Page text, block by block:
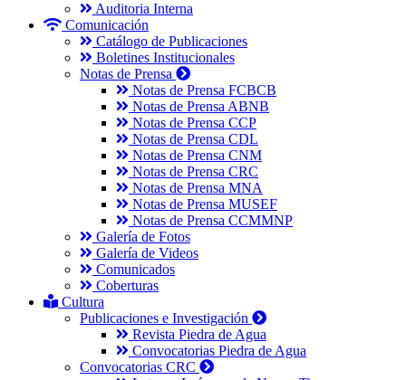
Auditoria Interna
Comunicación
Catálogo de Publicaciones
Boletines Institucionales
Notas de Prensa
Notas de Prensa FCBCB
Notas de Prensa ABNB
Notas de Prensa CCP
Notas de Prensa CDL
Notas de Prensa CNM
Notas de Prensa CRC
Notas de Prensa MNA
Notas de Prensa MUSEF
Notas de Prensa CCMMNP
Galería de Fotos
Galería de Videos
Comunicados
Coberturas
Cultura
Publicaciones e Investigación
Revista Piedra de Agua
Convocatorias Piedra de Agua
Convocatorias CRC